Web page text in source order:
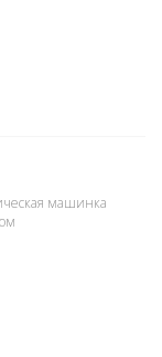
машинка